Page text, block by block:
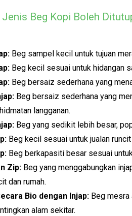
Beg Kopi Boleh
Beg sampel kecil untuk tujuan
Beg kecil sesuai untuk hidangan
Beg bersaiz sederhana yang
Beg bersaiz sederhana yang
langganan.
Beg yang sedikit lebih besar,
Beg kecil sesuai untuk jualan
Beg berkapasiti besar sesuai
Zip: Beg yang menggabungkan
dan rumah.
Bio dengan Injap: Beg
alam sekitar.